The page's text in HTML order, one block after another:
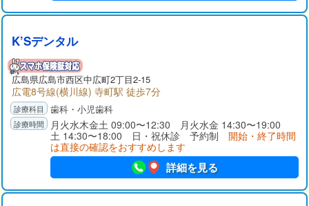
K’Sデンタル
広島県広島市西区中広町2丁目2-15
広電8号線(横川線) 寺町駅 徒歩7分
歯科・小児歯科
月火水木金土 09:00〜12:30 月火水金 14:30〜19:00
土 14:30〜18:00 日・祝休診 予約制 開始・終了時間
は直接の確認をおすすめします
詳細を見る